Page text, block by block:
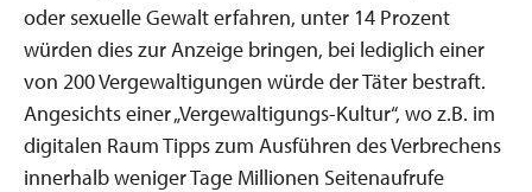
oder sexuelle Gewalt erfahren, unter 14 Prozent
würden dies zur Anzeige bringen, bei lediglich einer
von 200 Vergewaltigungen würde der Täter bestraft.
Angesichts einer „Vergewaltigungs-Kultur“, wo z.B. im
digitalen Raum Tipps zum Ausführen des Verbrechens
innerhalb weniger Tage Millionen Seitenaufrufe